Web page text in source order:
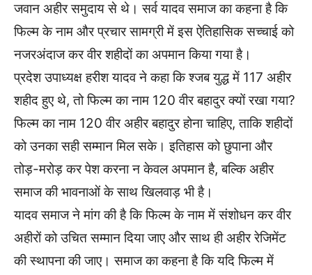
जवान अहीर समुदाय से थे। सर्व यादव समाज का कहना है कि
फिल्म के नाम और प्रचार सामग्री में इस ऐतिहासिक सच्चाई को
नजरअंदाज कर वीर शहीदों का अपमान किया गया है।
प्रदेश उपाध्यक्ष हरीश यादव ने कहा कि श्जब युद्ध में 117 अहीर
शहीद हुए थे, तो फिल्म का नाम 120 वीर बहादुर क्यों रखा गया?
फिल्म का नाम 120 वीर अहीर बहादुर होना चाहिए, ताकि शहीदों
को उनका सही सम्मान मिल सके। इतिहास को छुपाना और
तोड़-मरोड़ कर पेश करना न केवल अपमान है, बल्कि अहीर
समाज की भावनाओं के साथ खिलवाड़ भी है।
यादव समाज ने मांग की है कि फिल्म के नाम में संशोधन कर वीर
अहीरों को उचित सम्मान दिया जाए और साथ ही अहीर रेजिमेंट
की स्थापना की जाए। समाज का कहना है कि यदि फिल्म में